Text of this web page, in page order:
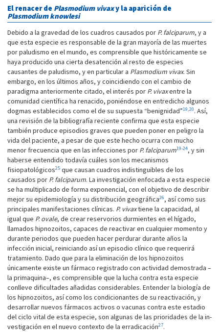
El renacer de Plasmodium vivaxy la aparición de
Plasmodium knowlesi
Debido a la gravedad de los cuadros causados por P. falciparum, y a
que esta especie es responsable de la gran mayoría de las muertes
por paludismo en el mundo, es comprensible que históricamente se
haya producido una cierta desatención al resto de especies
causantes de paludismo, y en particular a Plasmodium vivax. Sin
embargo, en los últimos años, y coincidiendo con el cambio de
paradigma anteriormente citado, el interés por P. vivaxentre la
comunidad científica ha renacido, poniéndose en entredicho algunos
dogmas establecidos como el de su supuesta “benignidad”19,20. Así,
una revisión de la bibliografía reciente confirma que esta especie
también produce episodios graves que pueden poner en peligro la
vida del paciente, a pesar de que este hecho ocurra con mucho
menor frecuencia que en las infecciones por P. falciparum19-24, y sin
haberse entendido todavía cuáles son los mecanismos
fisiopatológicos25 que causan cuadros indistinguibles de los
causados por P. falciparum. La investigación enfocada a esta especie
se ha multiplicado de forma exponencial, con el objetivo de describir
mejor su epidemiología y su distribución geográfica26, así como sus
principales manifestaciones clínicas. P. vivaxtiene la capacidad, al
igual que P. ovale, de crear reservorios durmientes en el hígado,
llamados hipnozoitos, capaces de reactivar en cualquier momento y
durante periodos que pueden hacer perdurar durante años la
infección inicial, rei­niciando así un episodio clínico que requerirá
tratamiento. Dado que para la eliminación de los hipnozoitos
únicamente existe un fármaco registrado con actividad demostrada –
la primaquina–, es comprensible que la lucha contra esta especie
conlleve dificultades añadidas considerables. Entender la biología de
los hipnozoitos, así como los condicionantes de su reactivación, y
desarrollar nuevos fármacos activos o vacunas contra este estadio
del ciclo vital de esta especie, son algunas de las prioridades de la in­
vestigación en el nuevo contexto de la erradicación27.